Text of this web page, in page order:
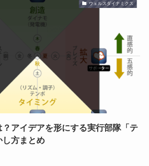
ウェルスダイナミクス
アイデアを形にする実行部隊「テ
し方まとめ